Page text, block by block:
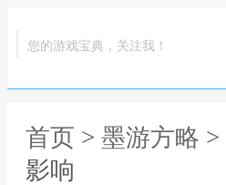
您的游戏宝典，关注我！
首页 > 墨游方略 >
影响